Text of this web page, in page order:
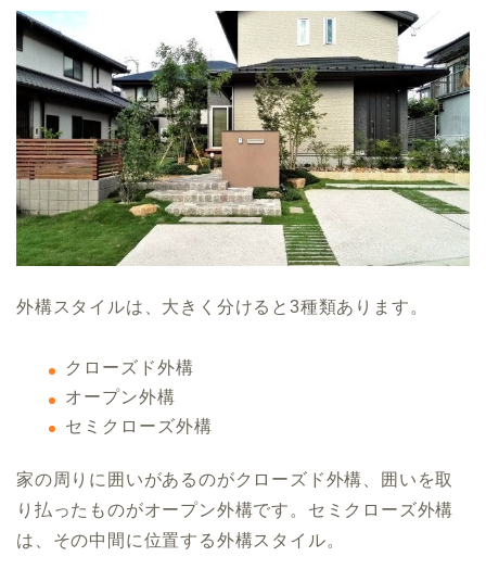
外構スタイルは、大きく分けると3種類あります。
クローズド外構
オープン外構
セミクローズ外構
家の周りに囲いがあるのがクローズド外構、囲いを取
り払ったものがオープン外構です。セミクローズ外構
は、その中間に位置する外構スタイル。